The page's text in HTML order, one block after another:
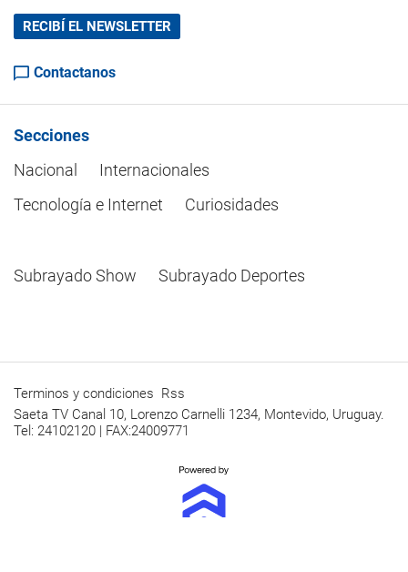
RECIBÍ EL NEWSLETTER
Contactanos
Secciones
Nacional
Internacionales
Tecnología e Internet
Curiosidades
Subrayado Show Subrayado Deportes
Terminos y condiciones Rss
Saeta TV Canal 10, Lorenzo Carnelli 1234, Montevido, Uruguay.
Tel: 24102120 | FAX:24009771